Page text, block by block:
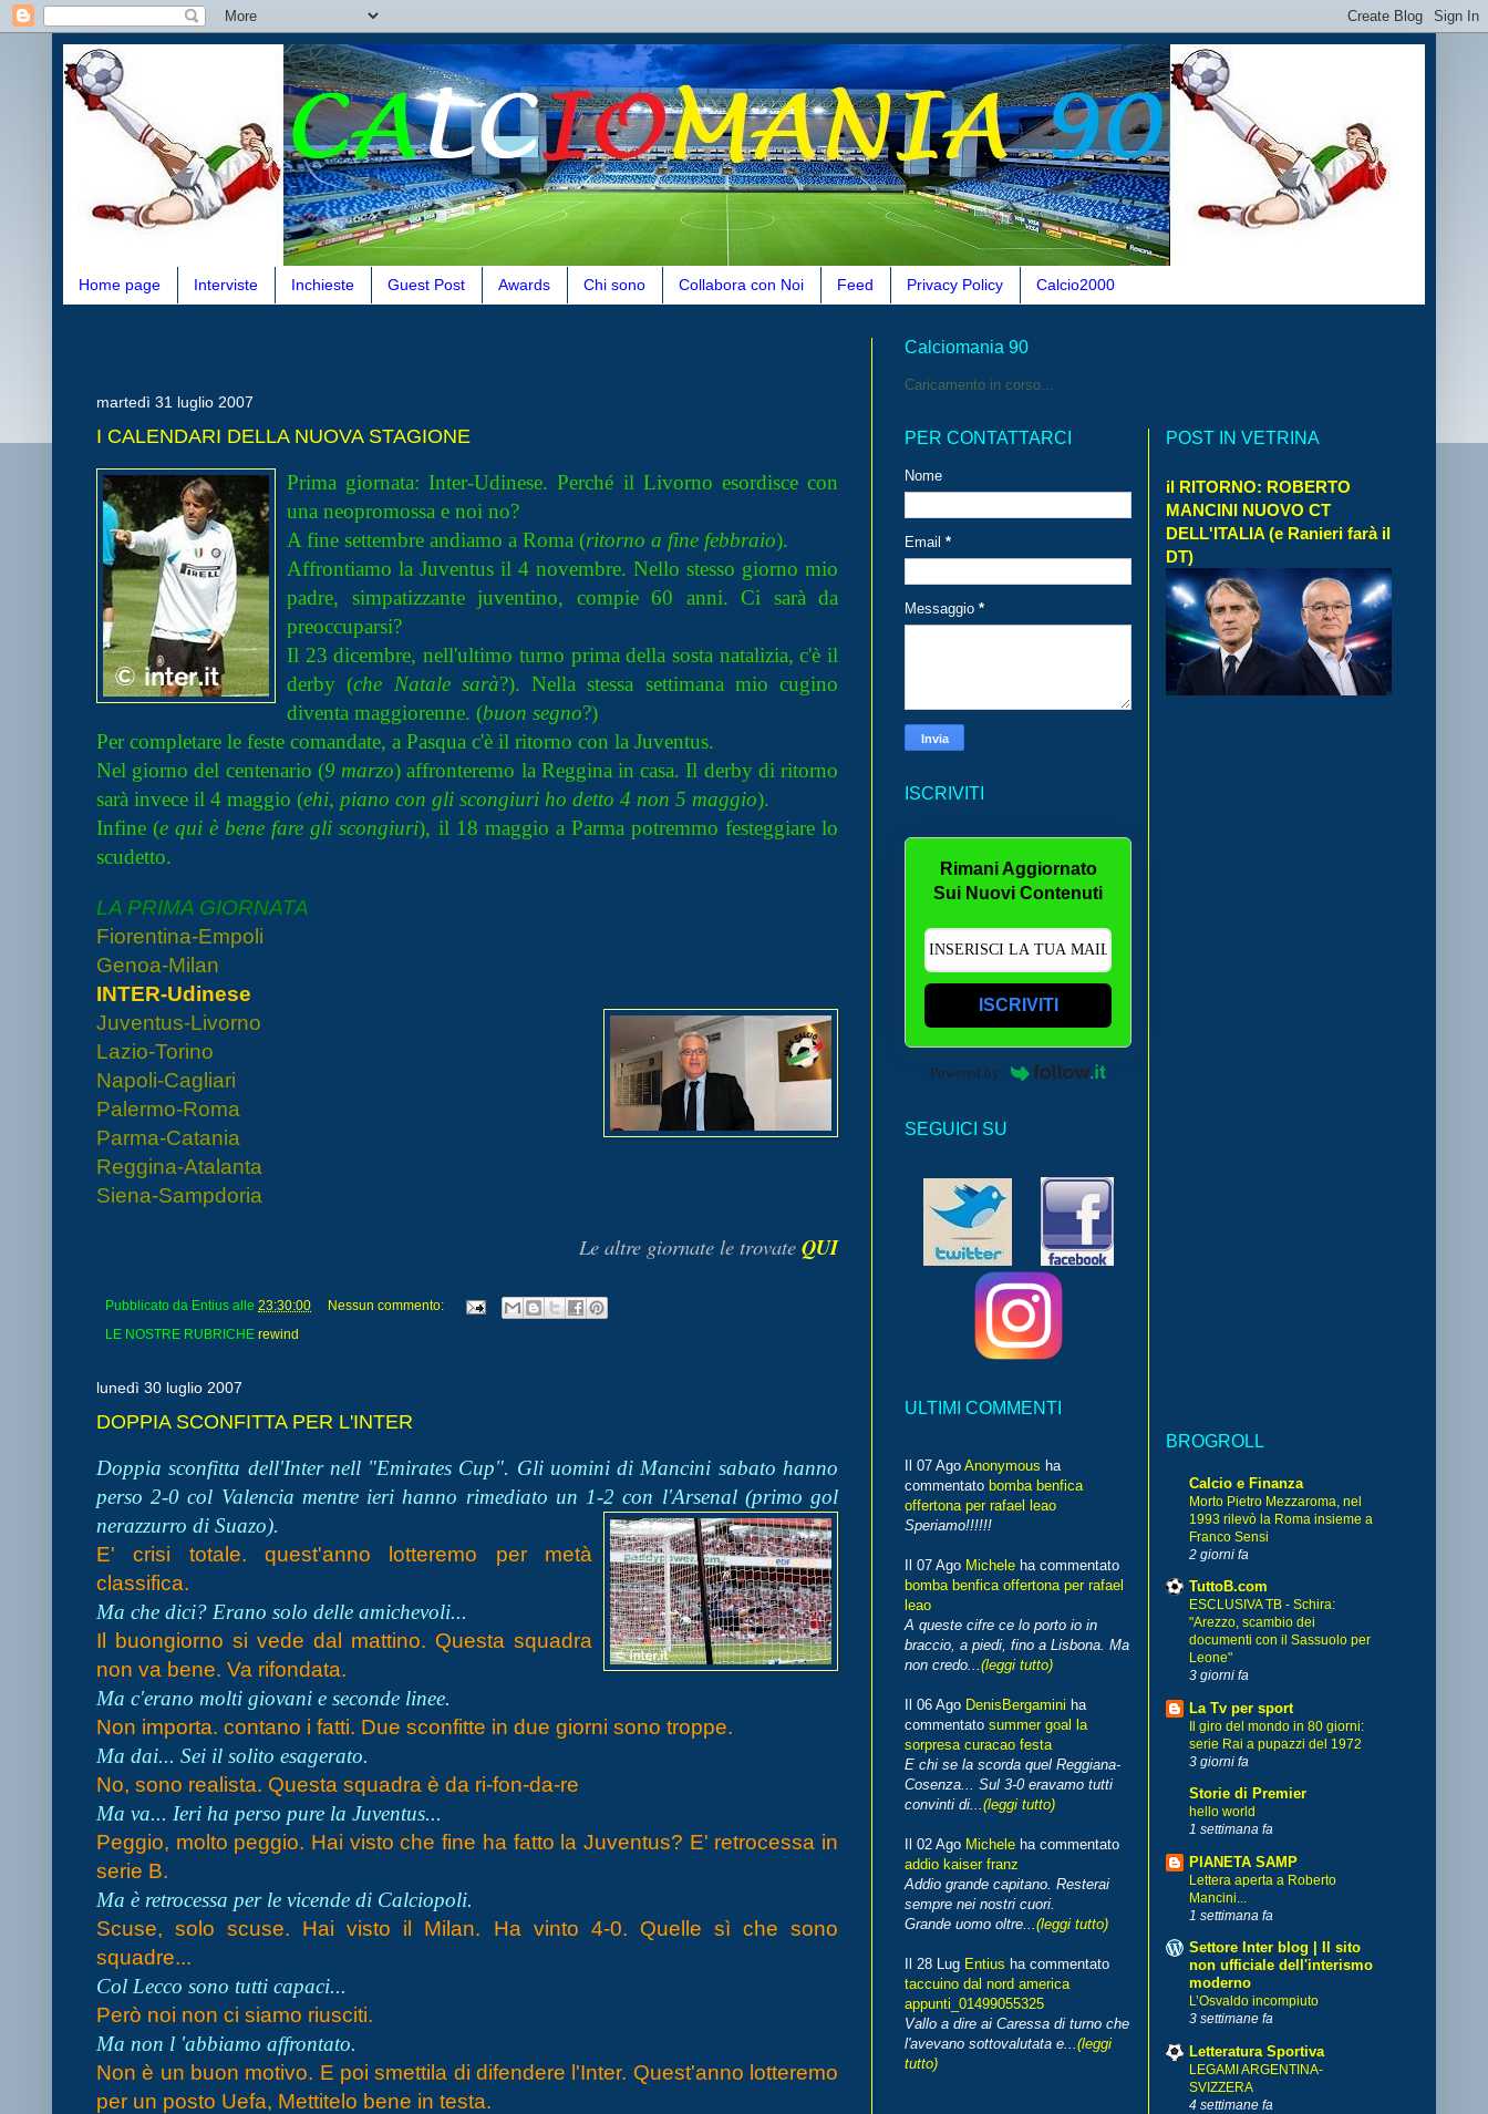
Home page Interviste Inchieste Guest Post Awards Chi sono Collabora con Noi Feed Privacy Policy Calcio2000
martedì 31 luglio 2007
I CALENDARI DELLA NUOVA STAGIONE
Prima giornata: Inter-Udinese. Perché il Livorno esordisce con
una neopromossa e noi no?
A fine settembre andiamo a Roma (ritorno a fine febbraio).
Affrontiamo la Juventus il 4 novembre. Nello stesso giorno mio
padre, simpatizzante juventino, compie 60 anni. Ci sarà da
preoccuparsi?
Il 23 dicembre, nell'ultimo turno prima della sosta natalizia, c'è il
derby (che Natale sarà?). Nella stessa settimana mio cugino
diventa maggiorenne. (buon segno?)
Per completare le feste comandate, a Pasqua c'è il ritorno con la Juventus.
Nel giorno del centenario (9 marzo) affronteremo la Reggina in casa. Il derby di ritorno
sarà invece il 4 maggio (ehi, piano con gli scongiuri ho detto 4 non 5 maggio).
Infine (e qui è bene fare gli scongiuri), il 18 maggio a Parma potremmo festeggiare lo
scudetto.
LA PRIMA GIORNATA
Fiorentina-Empoli
Genoa-Milan
INTER-Udinese
Juventus-Livorno
Lazio-Torino
Napoli-Cagliari
Palermo-Roma
Parma-Catania
Reggina-Atalanta
Siena-Sampdoria
Le altre giornate le trovate QUI
Pubblicato da Entius alle 23:30:00
Nessun commento:
LE NOSTRE RUBRICHE rewind
lunedì 30 luglio 2007
DOPPIA SCONFITTA PER L'INTER
Doppia sconfitta dell'Inter nell "Emirates Cup". Gli uomini di Mancini sabato hanno
perso 2-0 col Valencia mentre ieri hanno rimediato un 1-2 con l'Arsenal (primo gol
nerazzurro di Suazo).
E' crisi totale. quest'anno lotteremo per metà
classifica.
Ma che dici? Erano solo delle amichevoli...
Il buongiorno si vede dal mattino. Questa squadra
non va bene. Va rifondata.
Ma c'erano molti giovani e seconde linee.
Non importa. contano i fatti. Due sconfitte in due giorni sono troppe.
Ma dai... Sei il solito esagerato.
No, sono realista. Questa squadra è da ri-fon-da-re
Ma va... Ieri ha perso pure la Juventus...
Peggio, molto peggio. Hai visto che fine ha fatto la Juventus? E' retrocessa in
serie B.
Ma è retrocessa per le vicende di Calciopoli.
Scuse, solo scuse. Hai visto il Milan. Ha vinto 4-0. Quelle sì che sono
squadre...
Col Lecco sono tutti capaci...
Però noi non ci siamo riusciti.
Ma non l 'abbiamo affrontato.
Non è un buon motivo. E poi smettila di difendere l'Inter. Quest'anno lotteremo
per un posto Uefa, Mettitelo bene in testa.
Calciomania 90
Caricamento in corso...
PER CONTATTARCI
Nome
Email *
Messaggio *
ISCRIVITI
Rimani Aggiornato
Sui Nuovi Contenuti
ISCRIVITI
Powered by
SEGUICI SU
ULTIMI COMMENTI
Il 07 Ago Anonymous ha
commentato bomba benfica
offertona per rafael leao
Speriamo!!!!!!
Il 07 Ago Michele ha commentato
bomba benfica offertona per rafael
leao
A queste cifre ce lo porto io in
braccio, a piedi, fino a Lisbona. Ma
non credo... (leggi tutto)
Il 06 Ago DenisBergamini ha
commentato summer goal la
sorpresa curacao festa
E chi se la scorda quel Reggiana-
Cosenza... Sul 3-0 eravamo tutti
convinti di... (leggi tutto)
Il 02 Ago Michele ha commentato
addio kaiser franz
Addio grande capitano. Resterai
sempre nei nostri cuori.
Grande uomo oltre... (leggi tutto)
Il 28 Lug Entius ha commentato
taccuino dal nord america
appunti_01499055325
Vallo a dire ai Caressa di turno che
l'avevano sottovalutata e... (leggi
tutto)
POST IN VETRINA
il RITORNO: ROBERTO
MANCINI NUOVO CT
DELL'ITALIA (e Ranieri farà il
DT)
BROGROLL
Calcio e Finanza
Morto Pietro Mezzaroma, nel
1993 rilevò la Roma insieme a
Franco Sensi
2 giorni fa
TuttoB.com
ESCLUSIVA TB - Schira:
"Arezzo, scambio dei
documenti con il Sassuolo per
Leone"
3 giorni fa
La Tv per sport
Il giro del mondo in 80 giorni:
serie Rai a pupazzi del 1972
3 giorni fa
Storie di Premier
hello world
1 settimana fa
PIANETA SAMP
Lettera aperta a Roberto
Mancini...
1 settimana fa
Settore Inter blog | Il sito
non ufficiale dell'interismo
moderno
L’Osvaldo incompiuto
3 settimane fa
Letteratura Sportiva
LEGAMI ARGENTINA-
SVIZZERA
4 settimane fa